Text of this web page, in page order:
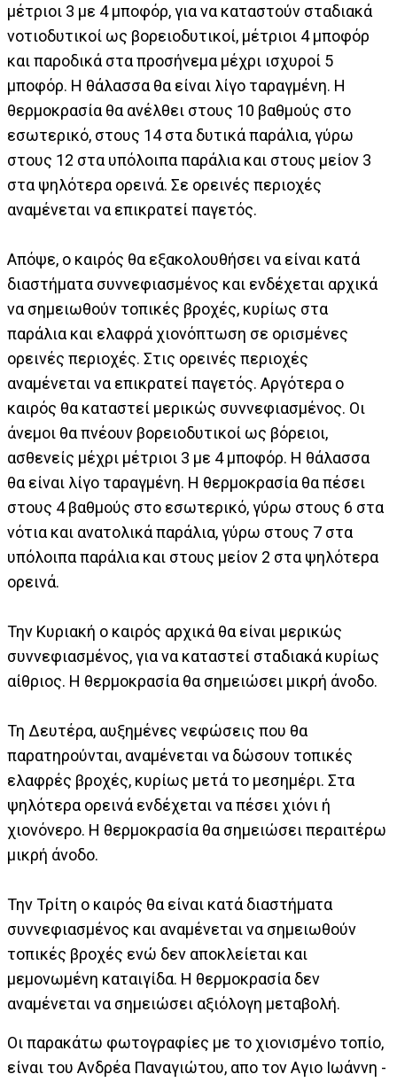
μέτριοι 3 με 4 μποφόρ, για να καταστούν σταδιακά
νοτιοδυτικοί ως βορειοδυτικοί, μέτριοι 4 μποφόρ
και παροδικά στα προσήνεμα μέχρι ισχυροί 5
μποφόρ. Η θάλασσα θα είναι λίγο ταραγμένη. Η
θερμοκρασία θα ανέλθει στους 10 βαθμούς στο
εσωτερικό, στους 14 στα δυτικά παράλια, γύρω
στους 12 στα υπόλοιπα παράλια και στους μείον 3
στα ψηλότερα ορεινά. Σε ορεινές περιοχές
αναμένεται να επικρατεί παγετός.
Απόψε, ο καιρός θα εξακολουθήσει να είναι κατά
διαστήματα συννεφιασμένος και ενδέχεται αρχικά
να σημειωθούν τοπικές βροχές, κυρίως στα
παράλια και ελαφρά χιονόπτωση σε ορισμένες
ορεινές περιοχές. Στις ορεινές περιοχές
αναμένεται να επικρατεί παγετός. Αργότερα ο
καιρός θα καταστεί μερικώς συννεφιασμένος. Οι
άνεμοι θα πνέουν βορειοδυτικοί ως βόρειοι,
ασθενείς μέχρι μέτριοι 3 με 4 μποφόρ. Η θάλασσα
θα είναι λίγο ταραγμένη. Η θερμοκρασία θα πέσει
στους 4 βαθμούς στο εσωτερικό, γύρω στους 6 στα
νότια και ανατολικά παράλια, γύρω στους 7 στα
υπόλοιπα παράλια και στους μείον 2 στα ψηλότερα
ορεινά.
Την Κυριακή ο καιρός αρχικά θα είναι μερικώς
συννεφιασμένος, για να καταστεί σταδιακά κυρίως
αίθριος. Η θερμοκρασία θα σημειώσει μικρή άνοδο.
Τη Δευτέρα, αυξημένες νεφώσεις που θα
παρατηρούνται, αναμένεται να δώσουν τοπικές
ελαφρές βροχές, κυρίως μετά το μεσημέρι. Στα
ψηλότερα ορεινά ενδέχεται να πέσει χιόνι ή
χιονόνερο. Η θερμοκρασία θα σημειώσει περαιτέρω
μικρή άνοδο.
Την Τρίτη ο καιρός θα είναι κατά διαστήματα
συννεφιασμένος και αναμένεται να σημειωθούν
τοπικές βροχές ενώ δεν αποκλείεται και
μεμονωμένη καταιγίδα. Η θερμοκρασία δεν
αναμένεται να σημειώσει αξιόλογη μεταβολή.
Οι παρακάτω φωτογραφίες με το χιονισμένο τοπίο,
είναι του Ανδρέα Παναγιώτου, απο τον Αγιο Ιωάννη -